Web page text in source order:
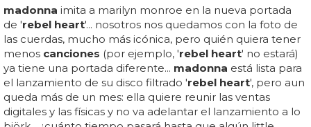
madonna imita a marilyn monroe en la nueva portada
de 'rebel heart'... nosotros nos quedamos con la foto de
las cuerdas, mucho más icónica, pero quién quiera tener
menos canciones (por ejemplo, 'rebel heart' no estará)
ya tiene una portada diferente... madonna está lista para
el lanzamiento de su disco filtrado 'rebel heart', pero aun
queda más de un mes: ella quiere reunir las ventas
digitales y las físicas y no va adelantar el lanzamiento a lo